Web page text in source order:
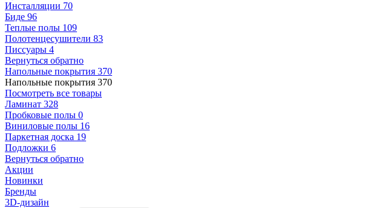
Инсталляции 70
Биде 96
Теплые полы 109
Полотенцесушители 83
Писсуары 4
Вернуться обратно
Напольные покрытия 370
Напольные покрытия 370
Посмотреть все товары
Ламинат 328
Пробковые полы 0
Виниловые полы 16
Паркетная доска 19
Подложки 6
Вернуться обратно
Акции
Новинки
Бренды
3D-дизайн